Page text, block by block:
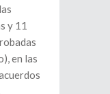
y 11
en las